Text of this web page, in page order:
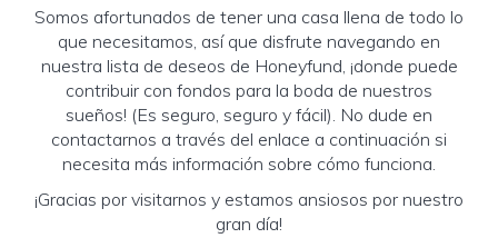
Somos afortunados de tener una casa llena de todo lo
que necesitamos, así que disfrute navegando en
nuestra lista de deseos de Honeyfund, ¡donde puede
contribuir con fondos para la boda de nuestros
sueños! (Es seguro, seguro y fácil). No dude en
contactarnos a través del enlace a continuación si
necesita más información sobre cómo funciona.
¡Gracias por visitarnos y estamos ansiosos por nuestro
gran día!